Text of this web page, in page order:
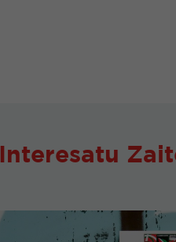
Interesatu